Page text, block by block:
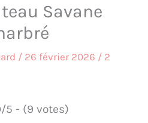
Savane
/ 26 février 2026 / 2
5 - (9 votes)